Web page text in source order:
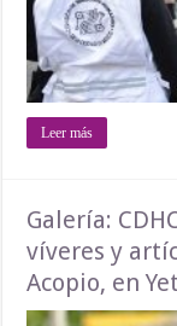
Leer más
Galería:
víveres y
Acopio, en